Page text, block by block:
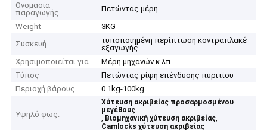
Ονομασία
παραγωγής
Πετώντας μέρη
Weight
3KG
Συσκευή
τυποποιημένη περίπτωση κοντραπλακέ
εξαγωγής
Χρησιμοποιείται για
Μέρη μηχανών κ.λπ.
Τύπος
Πετώντας ρίψη επένδυσης πυριτίου
Περιοχή βάρους
0.1kg-100kg
Υψηλό φως:
Χύτευση ακριβείας προσαρμοσμένου
μεγέθους
, Βιομηχανική χύτευση ακριβείας,
Camlocks χύτευση ακριβείας